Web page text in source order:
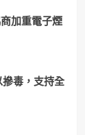
加重電子煙
毒，支持全